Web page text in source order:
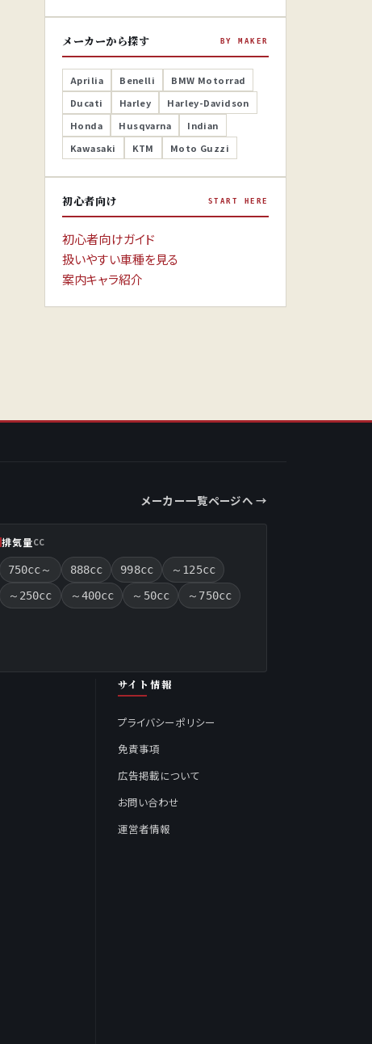
メーカーから探す BY MAKER
Aprilia Benelli
BMW Motorrad
Ducati
Harley
Harley-Davidson
Honda
Husqvarna
Indian
Kawasaki
KTM Moto Guzzi
初心者向け START HERE
初心者向けガイド
扱いやすい車種を見る
案内キャラ紹介
メーカー一覧ページへ →
排気量CC
750cc～ 888cc 998cc
～125cc
～250cc
～400cc ～50cc ～750cc
サイト情報
プライバシーポリシー
免責事項
広告掲載について
お問い合わせ
運営者情報